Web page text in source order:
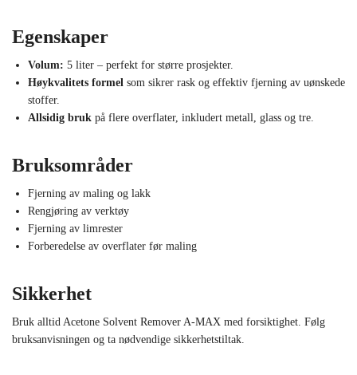
Egenskaper
Volum: 5 liter – perfekt for større prosjekter.
Høykvalitets formel som sikrer rask og effektiv fjerning av uønskede
stoffer.
Allsidig bruk på flere overflater, inkludert metall, glass og tre.
Bruksområder
Fjerning av maling og lakk
Rengjøring av verktøy
Fjerning av limrester
Forberedelse av overflater før maling
Sikkerhet
Bruk alltid Acetone Solvent Remover A-MAX med forsiktighet. Følg
bruksanvisningen og ta nødvendige sikkerhetstiltak.